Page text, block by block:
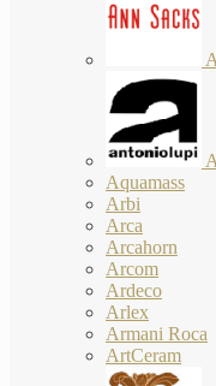
Aquamass
Arbi
Arca
Arcahorn
Arcom
Ardeco
Arlex
Armani Roca
ArtCeram